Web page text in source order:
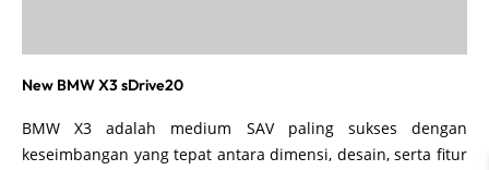
New BMW X3 sDrive20
BMW X3 adalah medium SAV paling sukses dengan
keseimbangan yang tepat antara dimensi, desain, serta fitur